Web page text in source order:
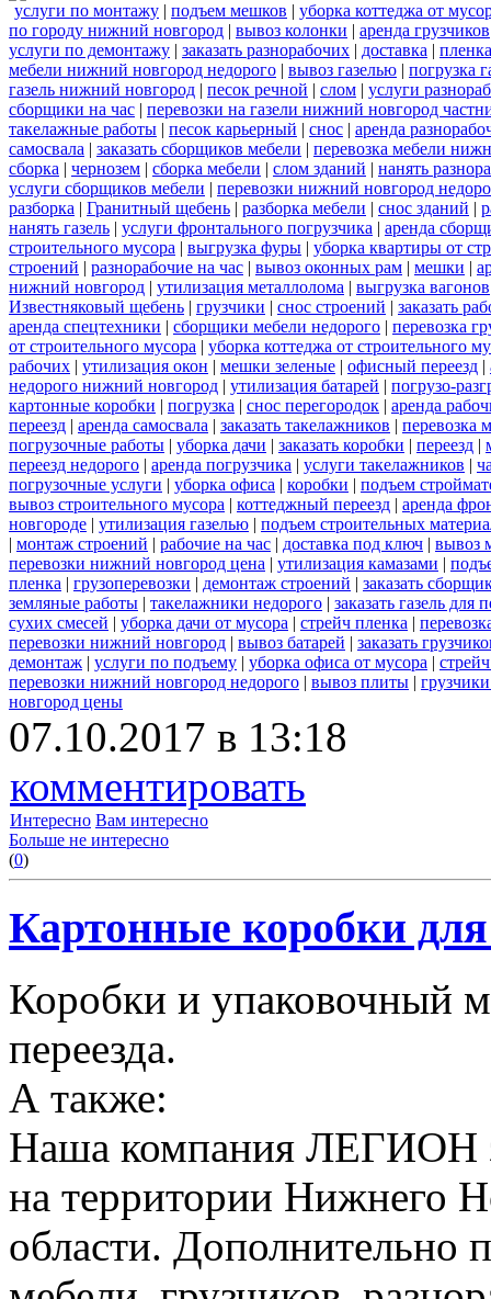
услуги по монтажу | подъем мешков | уборка коттеджа от
по городу нижний новгород | вывоз колонки | аренда грузчиков
услуги по демонтажу | заказать разнорабочих | доставка | пленка
мебели нижний новгород недорого | вывоз газелью | погрузка
газель нижний новгород | песок речной | слом | услуги
сборщики на час | перевозки на газели нижний новгород
такелажные работы | песок карьерный | снос | аренда
самосвала | заказать сборщиков мебели | перевозка мебели
сборка | чернозем | сборка мебели | слом зданий | нанять
услуги сборщиков мебели | перевозки нижний новгород
разборка | Гранитный щебень | разборка мебели | снос зданий |
нанять газель | услуги фронтального погрузчика | аренда
строительного мусора | выгрузка фуры | уборка квартиры от
строений | разнорабочие на час | вывоз оконных рам | мешки |
нижний новгород | утилизация металлолома | выгрузка вагонов
Известняковый щебень | грузчики | снос строений | заказать
аренда спецтехники | сборщики мебели недорого | перевозка
от строительного мусора | уборка коттеджа от строительного
рабочих | утилизация окон | мешки зеленые | офисный переезд |
недорого нижний новгород | утилизация батарей | погрузо-
картонные коробки | погрузка | снос перегородок | аренда
переезд | аренда самосвала | заказать такелажников | перевозка
погрузочные работы | уборка дачи | заказать коробки | переезд |
переезд недорого | аренда погрузчика | услуги такелажников |
погрузочные услуги | уборка офиса | коробки | подъем
вывоз строительного мусора | коттеджный переезд | аренда
новгороде | утилизация газелью | подъем строительных
| монтаж строений | рабочие на час | доставка под ключ | вывоз
перевозки нижний новгород цена | утилизация камазами |
пленка | грузоперевозки | демонтаж строений | заказать
земляные работы | такелажники недорого | заказать газель
сухих смесей | уборка дачи от мусора | стрейч пленка |
перевозки нижний новгород | вывоз батарей | заказать
демонтаж | услуги по подъему | уборка офиса от мусора |
перевозки нижний новгород недорого | вывоз плиты |
новгород цены
07.10.2017 в 13:18
комментировать
Интересно Вам интересно
Больше не интересно
(0)
Картонные коробки для
Коробки и упаковочный
переезда.
А также:
Наша компания ЛЕГИОН
на территории Нижнего
области. Дополнительно